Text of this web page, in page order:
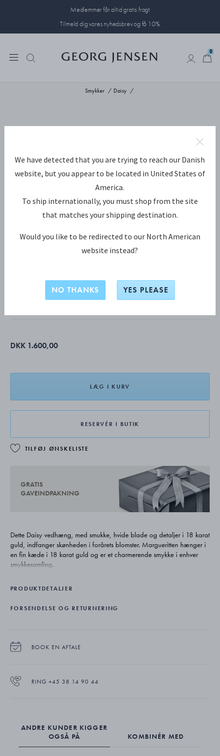
Medlemmer får altid gratis fragt
Tilmeld dig vores nyhedsbrev og få 10%
0
Smykker Daisy
DAISY Vedhæng
DKK 1.600,00
LÆG I KURV
RESERVÉR I BUTIK
TILFØJ ØNSKELISTE
GRATIS
GAVEINDPAKNING
Dette Daisy vedhæng, med smukke, hvide blade og detaljer i 18 karat
guld, indfanger skønheden i forårets blomster. Margueritten hænger i
en fin kæde i 18 karat guld og er et charmerende smykke i enhver
smykkesamling.
PRODUKTDETALJER
FORSENDELSE OG RETURNERING
BOOK EN AFTALE
RING +45 38 14 90 44
ANDRE KUNDER KIGGER
OGSÅ PÅ
KOMBINÉR MED
We have detected that you are trying to reach our Danish
website, but you appear to be located in United States of
America.
To ship internationally, you must shop from the site
that matches your shipping destination.
Would you like to be redirected to our North American
website instead?
NO THANKS YES PLEASE